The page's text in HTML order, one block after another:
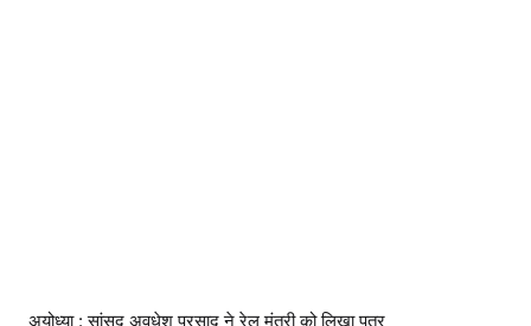
अयोध्या : सांसद अवधेश प्रसाद ने रेल मंत्री को लिखा पत्र